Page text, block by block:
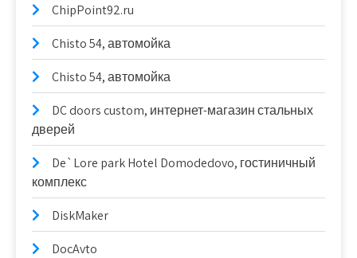
ChipPoint92.ru
Chisto 54, автомойка
Chisto 54, автомойка
DC doors custom, интернет-магазин стальных
дверей
De`Lore park Hotel Domodedovo, гостиничный
комплекс
DiskMaker
DocAvto